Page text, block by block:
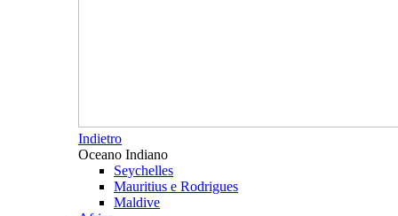
Indietro
Oceano Indiano
Seychelles
Mauritius e Rodrigues
Maldive